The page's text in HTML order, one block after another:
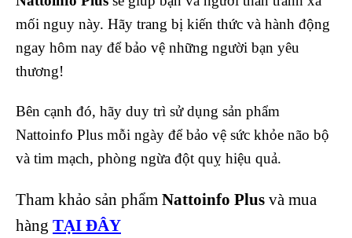
mối nguy này. Hãy trang bị kiến thức và hành động
ngay hôm nay để bảo vệ những người bạn yêu
thương!
Bên cạnh đó, hãy duy trì sử dụng sản phẩm
Nattoinfo Plus mỗi ngày để bảo vệ sức khỏe não bộ
và tim mạch, phòng ngừa đột quỵ hiệu quả.
Tham khảo sản phẩm Nattoinfo Plus và mua
hàng TẠI ĐÂY